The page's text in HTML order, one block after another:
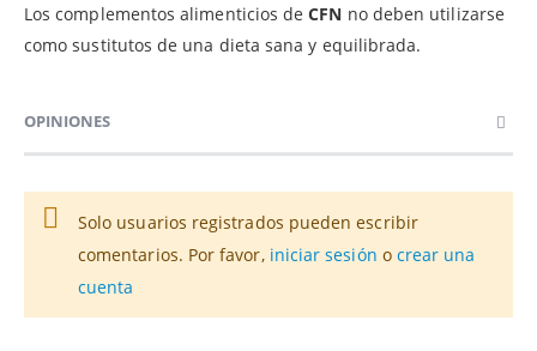
Los complementos alimenticios deCFN no deben utilizarse
como sustitutos de una dieta sana y equilibrada.
OPINIONES
Solo usuarios registrados pueden escribir
comentarios. Por favor, iniciar sesión o crear una
cuenta